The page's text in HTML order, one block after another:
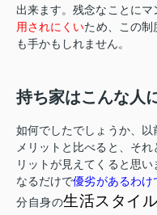
出来ます。残念なことに
用されにくいため、この制
も手かもしれません。
持ち家はこんな人
如何でしたでしょうか、
メリットと比べると、それ
リットが見えてくると思
なるだけで優劣があるわけ
分自身の生活スタイ